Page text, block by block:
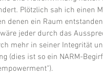
Plötzlich sah ich einen
denen ein Raum
jeder durch das
mehr in seiner Integrität
(dies ist so ein NARM-